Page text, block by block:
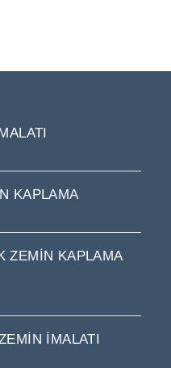
KAPLAMA
ZEMIN KAPLAMA
İMALATI